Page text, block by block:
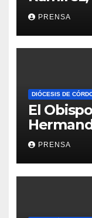
Iglesia
PRENSA
DIÓCESIS DE
El
PRENSA